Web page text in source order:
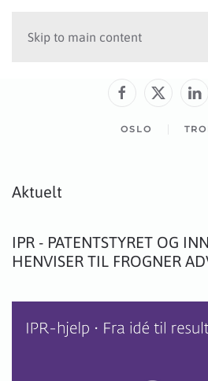
Skip to main content
OSLO
Aktuelt
IPR - PATENTSTYRET OG
HENVISER TIL FROGNER